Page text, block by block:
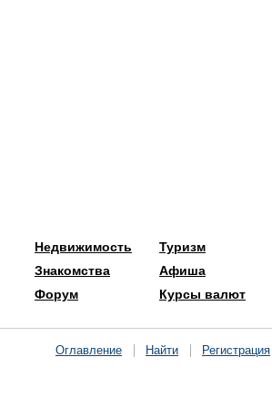
Недвижимость
Знакомства
Форум
Туризм
Афиша
Курсы валют
Оглавление Найти Регистрация